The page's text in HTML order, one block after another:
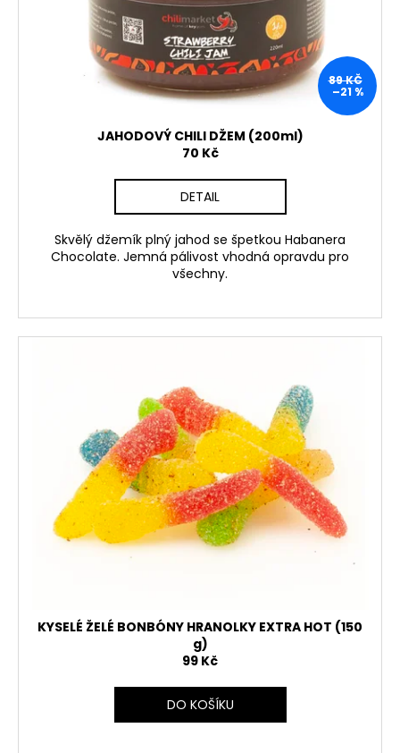
89 KČ
–21 %
JAHODOVÝ CHILI DŽEM (200ml)
70 Kč
DETAIL
Skvělý džemík plný jahod se špetkou Habanera
Chocolate. Jemná pálivost vhodná opravdu pro
všechny.
KYSELÉ ŽELÉ BONBÓNY HRANOLKY EXTRA HOT (150
g)
99 Kč
DO KOŠÍKU